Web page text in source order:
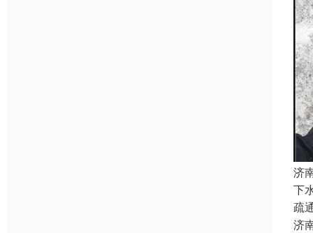
济
下
疏
济